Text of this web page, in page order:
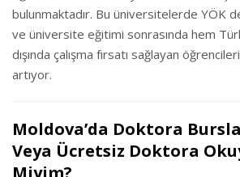
bulunmaktadır. Bu üniversitelerde YÖK
ve üniversite eğitimi sonrasında hem
dışında çalışma fırsatı sağlayan
artıyor.
Moldova’da Doktora
Veya Ücretsiz Doktora
Miyim?